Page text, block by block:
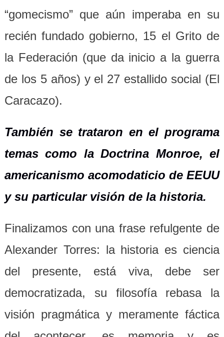
“gomecismo” que aún imperaba en su
recién fundado gobierno, 15 el Grito de
la Federación (que da inicio a la guerra
de los 5 años) y el 27 estallido social (El
Caracazo).
También se trataron en el programa
temas como la Doctrina Monroe, el
americanismo acomodaticio de EEUU
y su particular visión de la historia.
Finalizamos con una frase refulgente de
Alexander Torres: la historia es ciencia
del presente, está viva, debe ser
democratizada, su filosofía rebasa la
visión pragmática y meramente fáctica